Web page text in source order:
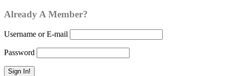
Already A Member?
Username or E-mail
Password